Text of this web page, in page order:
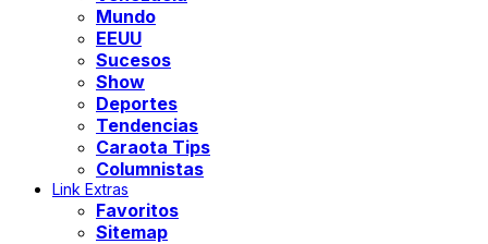
Mundo
EEUU
Sucesos
Show
Deportes
Tendencias
Caraota Tips
Columnistas
Link Extras
Favoritos
Sitemap